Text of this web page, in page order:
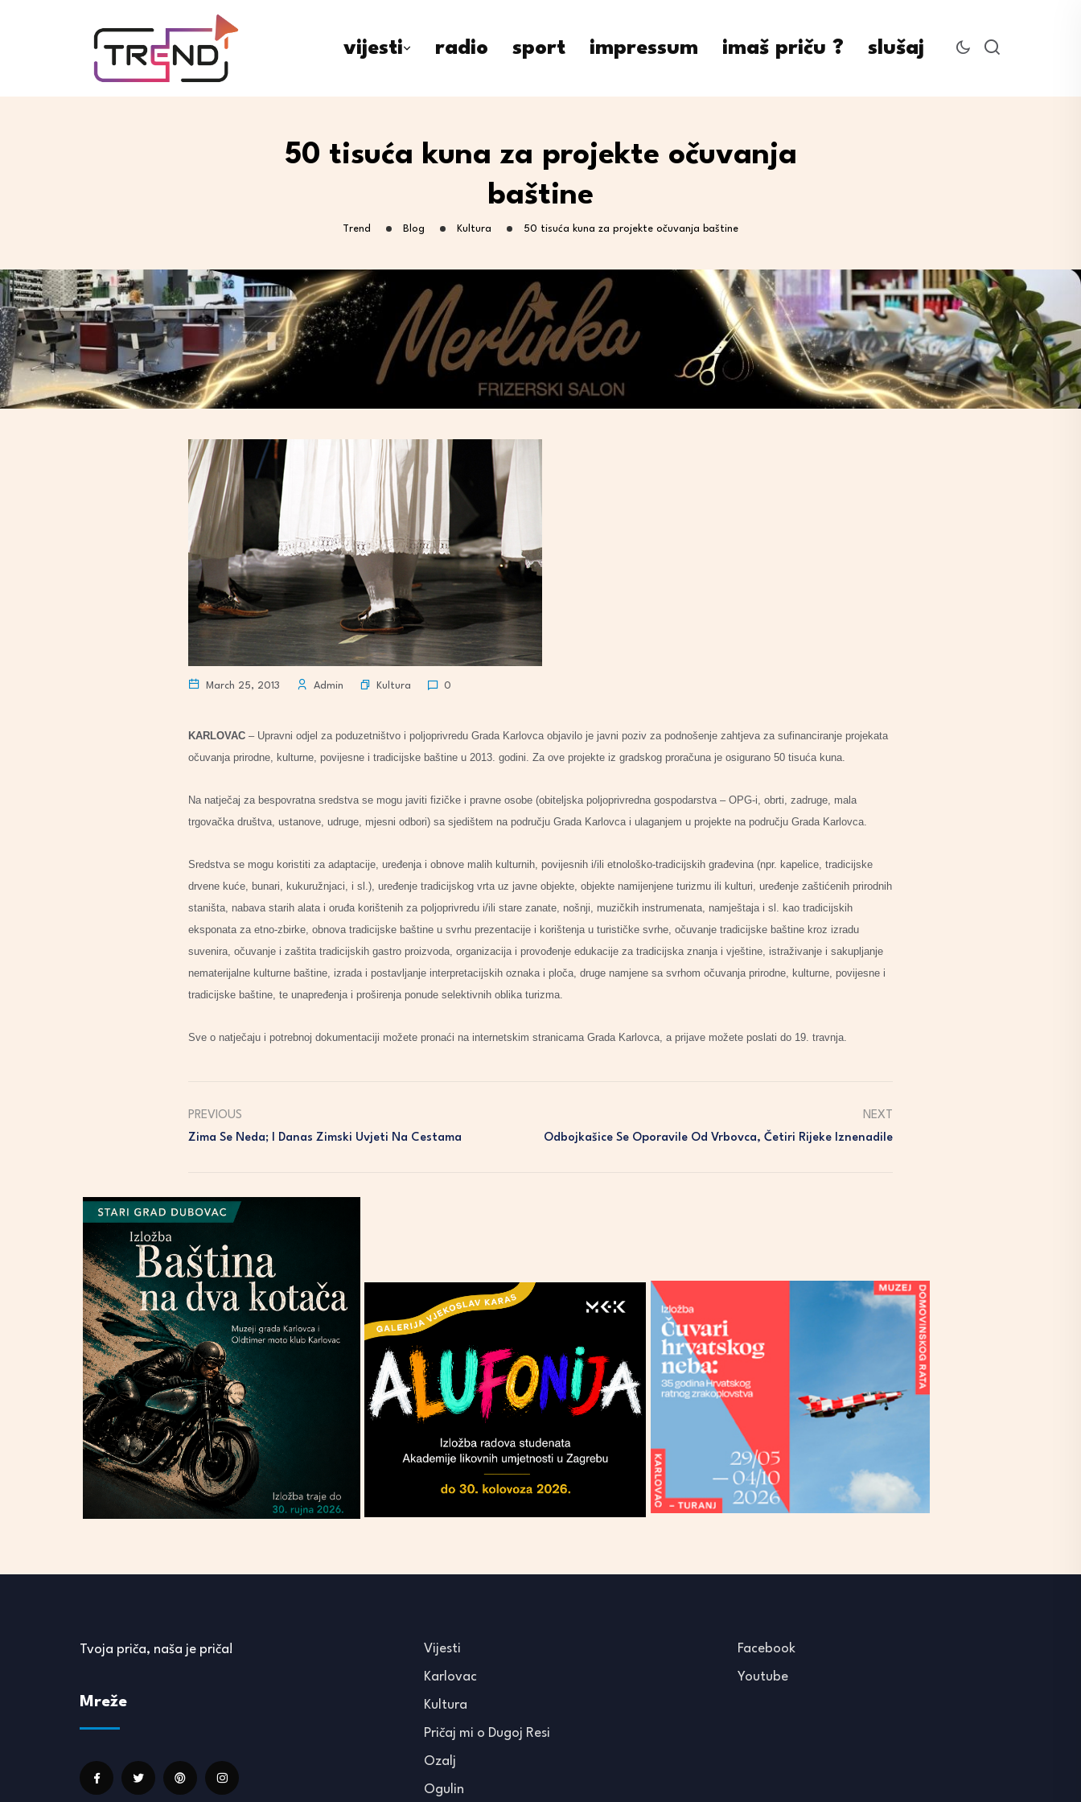
vijesti radio sport impressum imaš priču ? slušaj
50 tisuća kuna za projekte očuvanja
baštine
Trend Blog Kultura 50 tisuća kuna za projekte očuvanja baštine
March 25, 2013 Admin Kultura 0
KARLOVAC – Upravni odjel za poduzetništvo i poljoprivredu Grada Karlovca objavilo je javni poziv za podnošenje zahtjeva za sufinanciranje projekata
očuvanja prirodne, kulturne, povijesne i tradicijske baštine u 2013. godini. Za ove projekte iz gradskog proračuna je osigurano 50 tisuća kuna.
Na natječaj za bespovratna sredstva se mogu javiti fizičke i pravne osobe (obiteljska poljoprivredna gospodarstva – OPG-i, obrti, zadruge, mala
trgovačka društva, ustanove, udruge, mjesni odbori) sa sjedištem na području Grada Karlovca i ulaganjem u projekte na području Grada Karlovca.
Sredstva se mogu koristiti za adaptacije, uređenja i obnove malih kulturnih, povijesnih i/ili etnološko-tradicijskih građevina (npr. kapelice, tradicijske
drvene kuće, bunari, kukuružnjaci, i sl.), uređenje tradicijskog vrta uz javne objekte, objekte namijenjene turizmu ili kulturi, uređenje zaštićenih prirodnih
staništa, nabava starih alata i oruđa korištenih za poljoprivredu i/ili stare zanate, nošnji, muzičkih instrumenata, namještaja i sl. kao tradicijskih
eksponata za etno-zbirke, obnova tradicijske baštine u svrhu prezentacije i korištenja u turističke svrhe, očuvanje tradicijske baštine kroz izradu
suvenira, očuvanje i zaštita tradicijskih gastro proizvoda, organizacija i provođenje edukacije za tradicijska znanja i vještine, istraživanje i sakupljanje
nematerijalne kulturne baštine, izrada i postavljanje interpretacijskih oznaka i ploča, druge namjene sa svrhom očuvanja prirodne, kulturne, povijesne i
tradicijske baštine, te unapređenja i proširenja ponude selektivnih oblika turizma.
Sve o natječaju i potrebnoj dokumentaciji možete pronaći na internetskim stranicama Grada Karlovca, a prijave možete poslati do 19. travnja.
PREVIOUS
Zima Se Neda; I Danas Zimski Uvjeti Na Cestama
NEXT
Odbojkašice Se Oporavile Od Vrbovca, Četiri Rijeke Iznenadile
Tvoja priča, naša je priča!
Mreže
Vijesti
Karlovac
Kultura
Pričaj mi o Dugoj Resi
Ozalj
Ogulin
Facebook
Youtube